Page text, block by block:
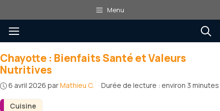
au
contenu
Menu
Menu
Cuisine
Chayotte : Bienfaits Santé et Valeurs
Nutritives
6 avril 2026 parMathieu C. · Durée de lecture : environ 3 minutes